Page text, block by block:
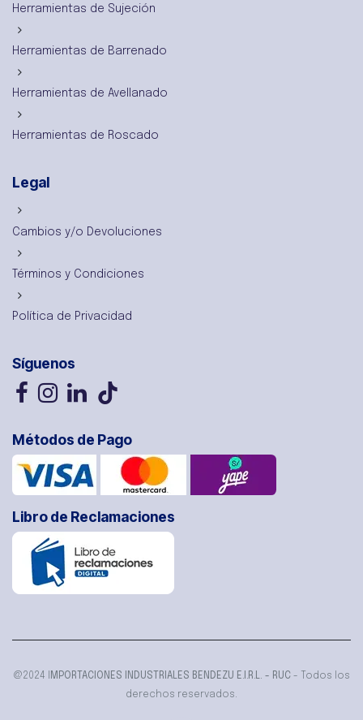
Herramientas de Sujeción
Herramientas de Barrenado
Herramientas de Avellanado
Herramientas de Roscado
Legal
Cambios y/o Devoluciones
Términos y Condiciones
Política de Privacidad
Síguenos
Métodos de Pago
Libro de Reclamaciones
@2024 I MPORTACIONES INDUSTRIALES BENDEZU E.I.R.L. - RUC - Todos los
derechos reservados.